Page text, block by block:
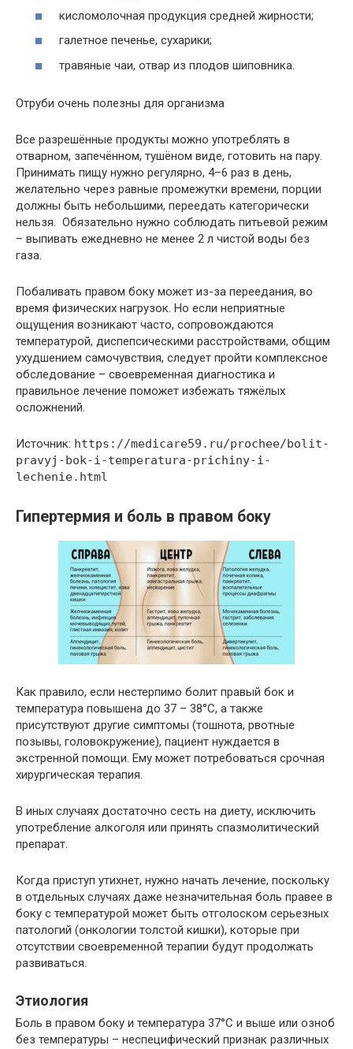
кисломолочная продукция средней жирности;
галетное печенье, сухарики;
травяные чаи, отвар из плодов шиповника.
Отруби очень полезны для организма
Все разрешённые продукты можно употреблять в
отварном, запечённом, тушёном виде, готовить на пару.
Принимать пищу нужно регулярно, 4–6 раз в день,
желательно через равные промежутки времени, порции
должны быть небольшими, переедать категорически
нельзя. Обязательно нужно соблюдать питьевой режим
– выпивать ежедневно не менее 2 л чистой воды без
газа.
Побаливать правом боку может из-за переедания, во
время физических нагрузок. Но если неприятные
ощущения возникают часто, сопровождаются
температурой, диспепсическими расстройствами, общим
ухудшением самочувствия, следует пройти комплексное
обследование – своевременная диагностика и
правильное лечение поможет избежать тяжёлых
осложнений.
Источник: https://medicare59.ru/prochee/bolit-
pravyj-bok-i-temperatura-prichiny-i-
lechenie.html
Гипертермия и боль в правом боку
Как правило, если нестерпимо болит правый бок и
температура повышена до 37 – 38°С, а также
присутствуют другие симптомы (тошнота, рвотные
позывы, головокружение), пациент нуждается в
экстренной помощи. Ему может потребоваться срочная
хирургическая терапия.
В иных случаях достаточно сесть на диету, исключить
употребление алкоголя или принять спазмолитический
препарат.
Когда приступ утихнет, нужно начать лечение, поскольку
в отдельных случаях даже незначительная боль правее в
боку с температурой может быть отголоском серьезных
патологий (онкологии толстой кишки), которые при
отсутствии своевременной терапии будут продолжать
развиваться.
Этиология
Боль в правом боку и температура 37°С и выше или озноб
без температуры – неспецифический признак различных